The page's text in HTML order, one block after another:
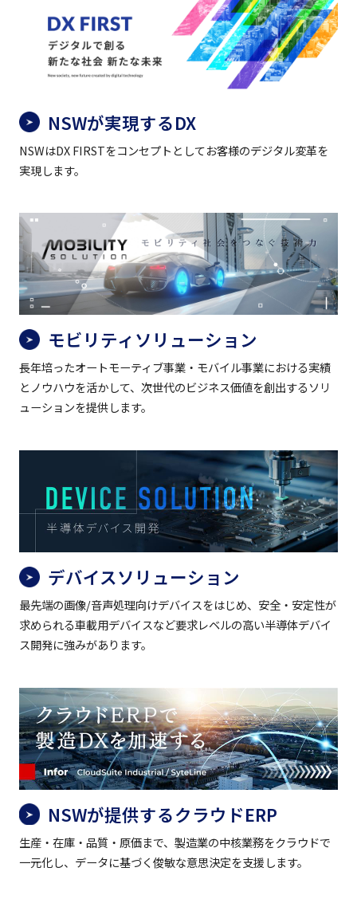
NSWが実現するDX
NSWはDX FIRSTをコンセプトとしてお客様のデジタル変革を
実現します。
モビリティソリューション
長年培ったオートモーティブ事業・モバイル事業における実績
とノウハウを活かして、次世代のビジネス価値を創出するソリ
ューションを提供します。
デバイスソリューション
最先端の画像/音声処理向けデバイスをはじめ、安全・安定性が
求められる車載用デバイスなど要求レベルの高い半導体デバイ
ス開発に強みがあります。
NSWが提供するクラウドERP
生産・在庫・品質・原価まで、製造業の中核業務をクラウドで
一元化し、データに基づく俊敏な意思決定を支援します。